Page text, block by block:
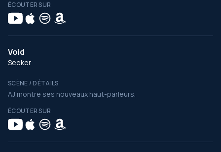
ÉCOUTER SUR
Void
Seeker
SCÈNE / DÉTAILS
AJ montre ses nouveaux haut-parleurs.
ÉCOUTER SUR